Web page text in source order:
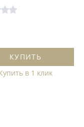
КУПИТЬ
в 1 клик